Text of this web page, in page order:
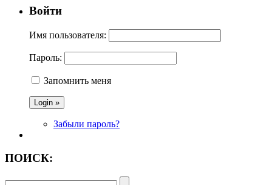
Войти
Имя пользователя:
Пароль:
Запомнить меня
Забыли пароль?
ПОИСК: